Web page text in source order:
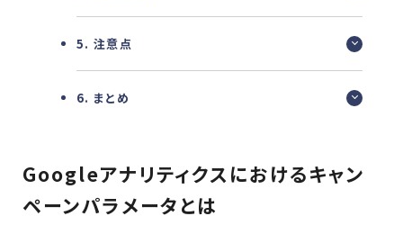
5. 注意点
6. まとめ
Googleアナリティクスにおけるキャン
ペーンパラメータとは